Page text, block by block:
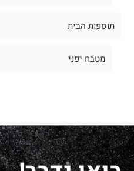
תוספות הבית
מטבח יפני